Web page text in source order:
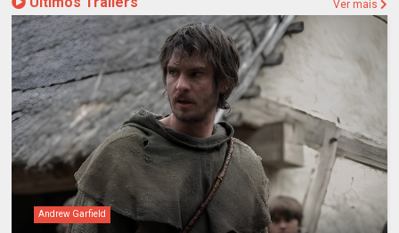
Ver mais
Andrew Garfield